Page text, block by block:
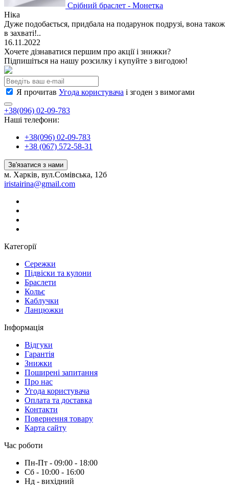
Срібний браслет - Монетка
Ніка
Дуже подобається, придбала на подарунок подрузі, вона також
в захваті!..
16.11.2022
Хочете дізнаватися першим про акції і знижки?
Підпишіться на нашу розсилку і купуйте з вигодою!
Я прочитав Угода користувача і згоден з вимогами
+38(096) 02-09-783
Наші телефони:
+38(096) 02-09-783
+38 (067) 572-58-31
Зв'язатися з нами
м. Харків, вул.Сомівська, 12б
iristairina@gmail.com
Категорії
Сережки
Підвіски та кулони
Браслети
Кольє
Каблучки
Ланцюжки
Інформація
Вiдгуки
Гарантія
Знижки
Поширені запитання
Про нас
Угода користувача
Оплата та доставка
Контакти
Повернення товару
Карта сайту
Час роботи
Пн-Пт - 09:00 - 18:00
Сб - 10:00 - 16:00
Нд - вихiдний